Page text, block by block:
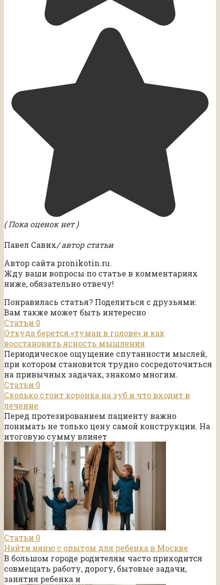
( Пока оценок нет )
Павел Савих/ автор статьи
Автор сайта pronikotin.ru.
Жду ваши вопросы по статье в комментариях
ниже, обязательно отвечу!
Понравилась статья? Поделиться с друзьями:
Вам также может быть интересно
Статьи 0
Откуда берется «туман в голове» и как
восстановить ясность мышления
Периодическое ощущение спутанности мыслей,
при котором становится трудно сосредоточиться
на привычных задачах, знакомо многим.
Статьи 0
Сколько стоит коронка на зуб и что входит в
лечение
Перед протезированием пациенту важно
понимать не только цену самой конструкции. На
итоговую сумму влияет
Статьи 0
Найти няню с опытом для ребенка в Москве
В большом городе родителям часто приходится
совмещать работу, дорогу, бытовые задачи,
занятия ребенка и